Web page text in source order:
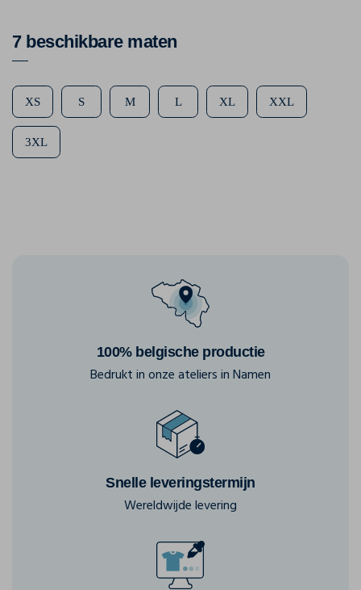
7 beschikbare maten
XS S M L XL XXL
3XL
100% belgische productie
Bedrukt in onze ateliers in Namen
Snelle leveringstermijn
Wereldwijde levering